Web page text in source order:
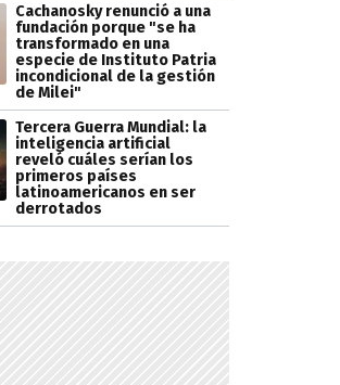
Cachanosky renunció a una
fundación porque "se ha
transformado en una
especie de Instituto Patria
incondicional de la gestión
de Milei"
Tercera Guerra Mundial: la
inteligencia artificial
reveló cuáles serían los
primeros países
latinoamericanos en ser
derrotados